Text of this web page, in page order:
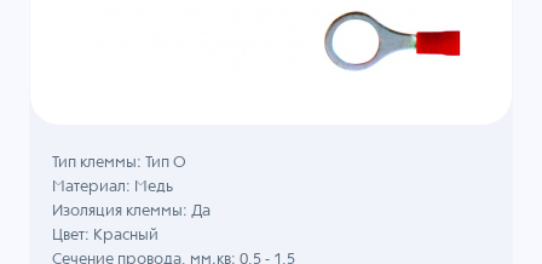
Тип клеммы: Тип О
Материал: Медь
Изоляция клеммы: Да
Цвет: Красный
Сечение провода, мм.кв: 0,5 - 1,5